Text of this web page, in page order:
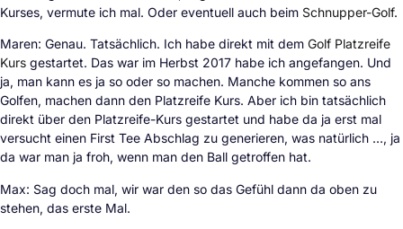
Kurses, vermute ich mal. Oder eventuell auch beim Schnupper-Golf.
Maren: Genau. Tatsächlich. Ich habe direkt mit dem Golf Platzreife
Kurs gestartet. Das war im Herbst 2017 habe ich angefangen. Und
ja, man kann es ja so oder so machen. Manche kommen so ans
Golfen, machen dann den Platzreife Kurs. Aber ich bin tatsächlich
direkt über den Platzreife-Kurs gestartet und habe da ja erst mal
versucht einen First Tee Abschlag zu generieren, was natürlich …, ja
da war man ja froh, wenn man den Ball getroffen hat.
Max: Sag doch mal, wir war den so das Gefühl dann da oben zu
stehen, das erste Mal.